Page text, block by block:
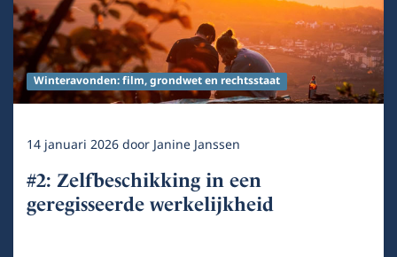
Winteravonden: film, grondwet en rechtsstaat
14 januari 2026doorJanine Janssen
#2: Zelfbeschikking in een
geregisseerde werkelijkheid